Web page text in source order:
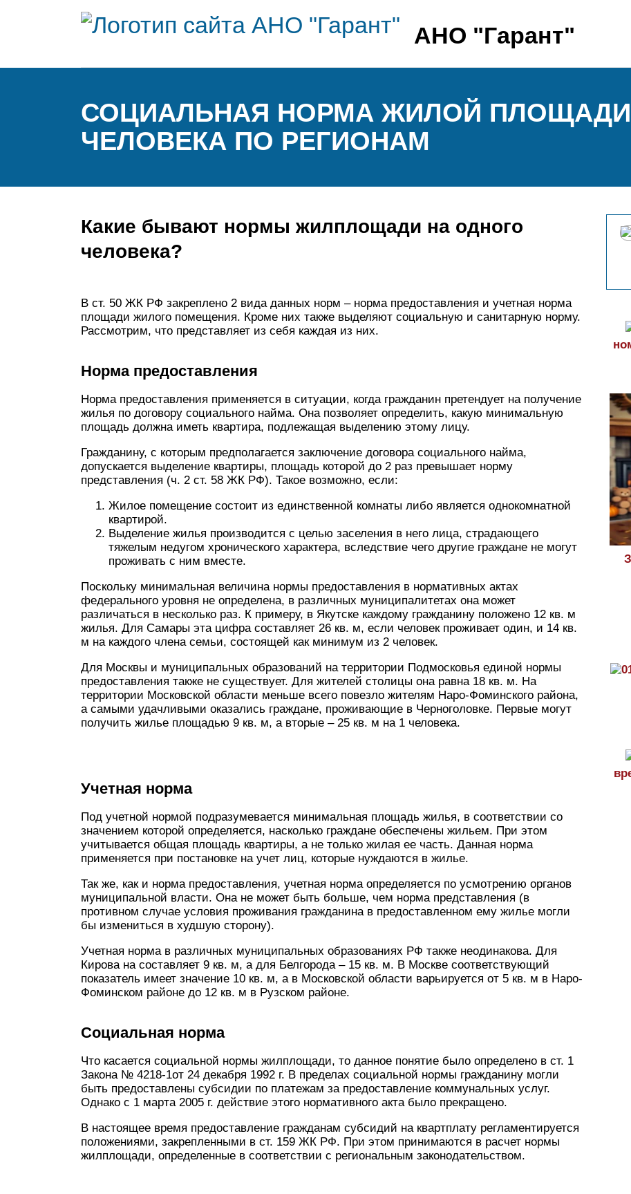
АНО "Гарант"
СОЦИАЛЬНАЯ НОРМА ЖИЛОЙ
ЧЕЛОВЕКА ПО РЕГИОНАМ
Какие бывают нормы жилплощади на одного
человека?
В ст. 50 ЖК РФ закреплено 2 вида данных норм – норма предоставления и учетная норма
площади жилого помещения. Кроме них также выделяют социальную и санитарную норму.
Рассмотрим, что представляет из себя каждая из них.
Норма предоставления
Норма предоставления применяется в ситуации, когда гражданин претендует на получение
жилья по договору социального найма. Она позволяет определить, какую минимальную
площадь должна иметь квартира, подлежащая выделению этому лицу.
Гражданину, с которым предполагается заключение договора социального найма,
допускается выделение квартиры, площадь которой до 2 раз превышает норму
представления (ч. 2 ст. 58 ЖК РФ). Такое возможно, если:
Жилое помещение состоит из единственной комнаты либо является однокомнатной
квартирой.
Выделение жилья производится с целью заселения в него лица, страдающего
тяжелым недугом хронического характера, вследствие чего другие граждане не могут
проживать с ним вместе.
Поскольку минимальная величина нормы предоставления в нормативных актах
федерального уровня не определена, в различных муниципалитетах она может
различаться в несколько раз. К примеру, в Якутске каждому гражданину положено 12 кв. м
жилья. Для Самары эта цифра составляет 26 кв. м, если человек проживает один, и 14 кв.
м на каждого члена семьи, состоящей как минимум из 2 человек.
Для Москвы и муниципальных образований на территории Подмосковья единой нормы
предоставления также не существует. Для жителей столицы она равна 18 кв. м. На
территории Московской области меньше всего повезло жителям Наро-Фоминского района,
а самыми удачливыми оказались граждане, проживающие в Черноголовке. Первые могут
получить жилье площадью 9 кв. м, а вторые – 25 кв. м на 1 человека.
Учетная норма
Под учетной нормой подразумевается минимальная площадь жилья, в соответствии со
значением которой определяется, насколько граждане обеспечены жильем. При этом
учитывается общая площадь квартиры, а не только жилая ее часть. Данная норма
применяется при постановке на учет лиц, которые нуждаются в жилье.
Так же, как и норма предоставления, учетная норма определяется по усмотрению органов
муниципальной власти. Она не может быть больше, чем норма представления (в
противном случае условия проживания гражданина в предоставленном ему жилье могли
бы измениться в худшую сторону).
Учетная норма в различных муниципальных образованиях РФ также неодинакова. Для
Кирова на составляет 9 кв. м, а для Белгорода – 15 кв. м. В Москве соответствующий
показатель имеет значение 10 кв. м, а в Московской области варьируется от 5 кв. м в Наро-
Фоминском районе до 12 кв. м в Рузском районе.
Социальная норма
Что касается социальной нормы жилплощади, то данное понятие было определено в ст. 1
Закона № 4218-1от 24 декабря 1992 г. В пределах социальной нормы гражданину могли
быть предоставлены субсидии по платежам за предоставление коммунальных услуг.
Однако с 1 марта 2005 г. действие этого нормативного акта было прекращено.
В настоящее время предоставление гражданам субсидий на квартплату регламентируется
положениями, закрепленными в ст. 159 ЖК РФ. При этом принимаются в расчет нормы
жилплощади, определенные в соответствии с региональным законодательством.